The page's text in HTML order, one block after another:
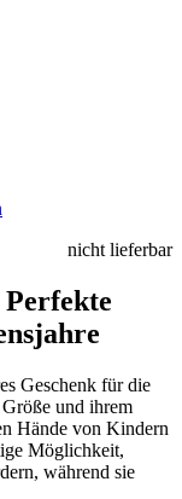
nicht lieferbar
Geschenk für die
und ihrem
Hände von Kindern
Möglichkeit,
während sie